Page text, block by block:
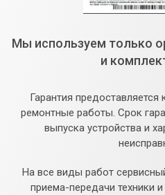
Мы используем только
и
Гарантия предоставляется
ремонтные работы. Срок
выпуска устройства и
На все виды работ
приема-передачи техники